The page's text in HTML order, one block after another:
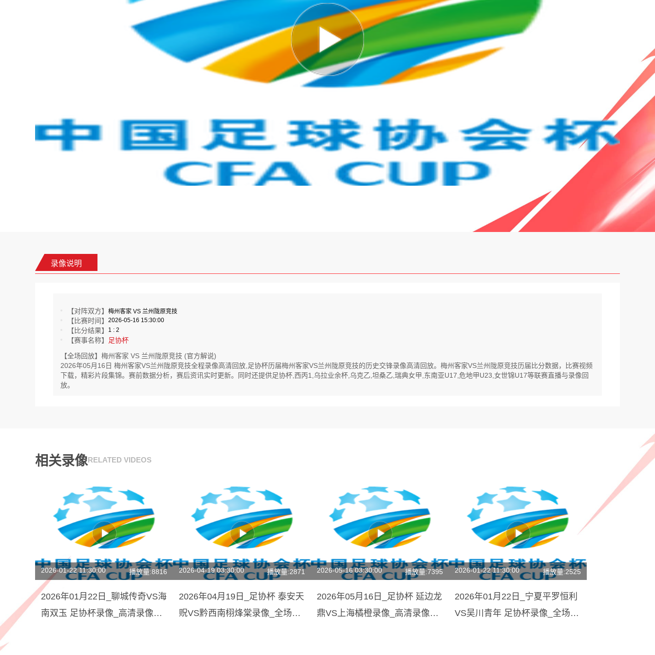
录像说明
【对阵双方】 梅州客家 VS 兰州陇原竞技
【比赛时间】 2026-05-16 15:30:00
【比分结果】 1 : 2
【赛事名称】
足协杯
【全场回放】梅州客家 VS 兰州陇原竞技 (官方解说)
2026年05月16日 梅州客家VS兰州陇原竞技全程录像高清回放,足协杯历届梅州客家VS兰州陇原竞技的历史交锋录像高清回放。梅州客家VS兰州陇原竞技历届比分数据，比赛视频
下载，精彩片段集锦。赛前数据分析，赛后资讯实时更新。同时还提供足协杯,西丙1,乌拉业余杯,乌克乙,坦桑乙,瑞典女甲,东南亚U17,危地甲U23,女世锦U17等联赛直播与录像回
放。
相关录像RELATED VIDEOS
2026-01-22 11:30:00 播放量:8816
2026年01月22日_聊城传奇VS海
南双玉 足协杯录像_高清录像
2026-04-19 03:30:00 播放量:2871
2026年04月19日_足协杯 泰安天
贶VS黔西南栩烽棠录像_全场录
2026-05-16 03:30:00 播放量:7395
2026年05月16日_足协杯 延边龙
鼎VS上海橘橙录像_高清录像
2026-01-22 11:30:00 播放量:2525
2026年01月22日_宁夏平罗恒利
VS吴川青年 足协杯录像_全场录